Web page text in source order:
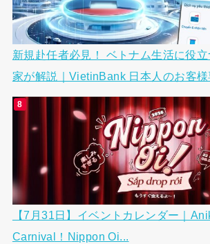
新規赴任者必見！ ベトナム生活に役
家が解説｜VietinBank 日本人のお客様
【7月31日】イベントカレンダー｜
Carnival！Nippon Oi...